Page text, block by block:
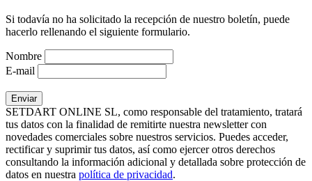
Si todavía no ha solicitado la recepción de nuestro boletín, puede
hacerlo rellenando el siguiente formulario.
Nombre
E-mail
SETDART ONLINE SL, como responsable del tratamiento, tratará
tus datos con la finalidad de remitirte nuestra newsletter con
novedades comerciales sobre nuestros servicios. Puedes acceder,
rectificar y suprimir tus datos, así como ejercer otros derechos
consultando la información adicional y detallada sobre protección de
datos en nuestra política de privacidad.